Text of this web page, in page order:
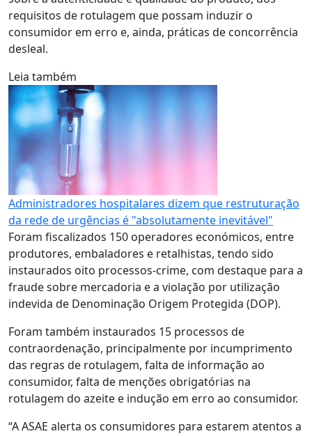
requisitos de rotulagem que possam induzir o
consumidor em erro e, ainda, práticas de concorrência
desleal.
Leia também
Administradores hospitalares dizem que restruturação
da rede de urgências é "absolutamente inevitável"
Foram fiscalizados 150 operadores económicos, entre
produtores, embaladores e retalhistas, tendo sido
instaurados oito processos-crime, com destaque para a
fraude sobre mercadoria e a violação por utilização
indevida de Denominação Origem Protegida (DOP).
Foram também instaurados 15 processos de
contraordenação, principalmente por incumprimento
das regras de rotulagem, falta de informação ao
consumidor, falta de menções obrigatórias na
rotulagem do azeite e indução em erro ao consumidor.
“A ASAE alerta os consumidores para estarem atentos a